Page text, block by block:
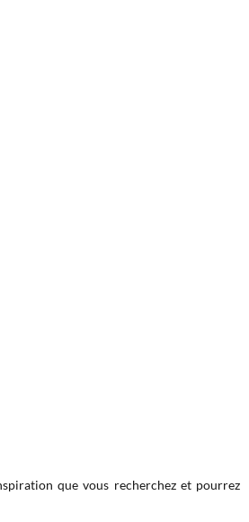
que vous recherchez et pourrez